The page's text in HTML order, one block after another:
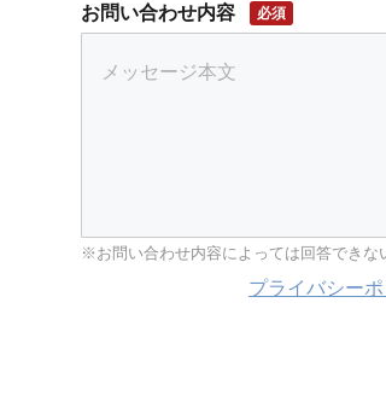
お問い合わせ内容 必須
お問い合わせ内容によっては回答できな
プライバシー